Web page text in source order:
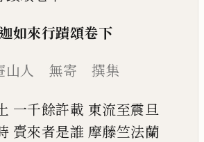
如來行蹟頌卷下
山人 無寄 撰集
一千餘許載 東流至震旦
賷來者是誰 摩藤竺法蘭